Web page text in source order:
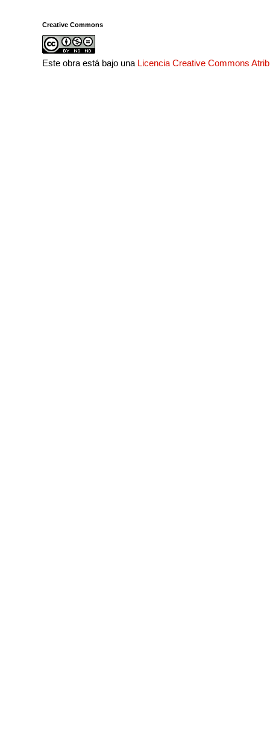
Creative Commons
Este obra está bajo una Licencia Creative Commons